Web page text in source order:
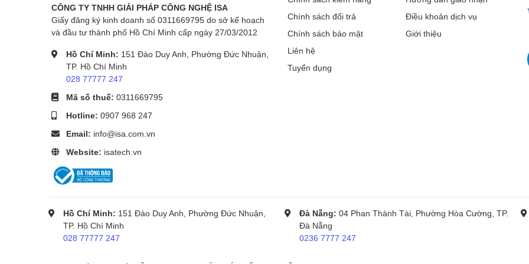
Sao chụp liên tục lên đến 999 bản
Thu phóng từ 25% đến 400%
Hệ thống khay giấy của Canon MF453dw
Canon MF453dw được trang bị hệ thống khay giấy tiêu chuẩn gồm:
Khay chính: 250 tờ
Khay ADF: 50 tờ
Khay giấy ra: 65 tờ
Dung lượng giấy lớn giúp giảm tần suất nạp giấy, đảm bảo công việc in ấn diễn ra liên tục, đặc biệt trong môi trường làm việc
Tiết kiệm điện năng với Canon MF453dw
Canon MF453dw được tối ưu hóa tiêu thụ điện năng với các mức tiêu thụ cụ thể:
Khi hoạt động: khoảng 1330W
CÔNG TY TNHH GIẢI PHÁP CÔNG NGHỆ ISA
Giấy đăng ký kinh doanh số 0311669795 do sở kế hoạch
và đầu tư thành phố Hồ Chí Minh cấp ngày 27/03/2012
Hồ Chí Minh: 151 Đào Duy Anh, Phường Đức Nhuận,
TP. Hồ Chí Minh
028 77777 247
Mã số thuế: 0311669795
Hotline: 0907 968 247
Email: info@isa.com.vn
Website: isatech.vn
Chính sách đổi trả
Chính sách bảo mật
Liên hệ
Tuyển dụng
Điều khoản dịch vụ
Giới thiệu
Hồ Chí Minh: 151 Đào Duy Anh, Phường Đức Nhuận,
TP. Hồ Chí Minh
028 77777 247
Đà Nẵng: 04 Phan Thành Tài, Phường Hòa Cường, TP.
Đà Nẵng
0236 7777 247